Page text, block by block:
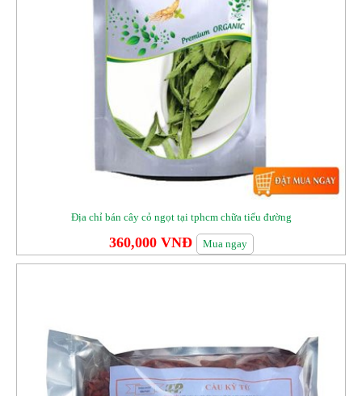
Địa chỉ bán cây cỏ ngọt tại tphcm chữa tiểu đường
360,000 VNĐ Mua ngay